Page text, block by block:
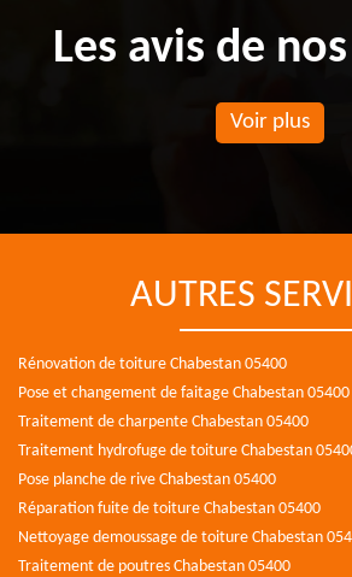
Les avis de
Voir plus
AUTRES
Rénovation de toiture Chabestan 05400
Pose et changement de faitage Chabestan 05400
Traitement de charpente Chabestan 05400
Traitement hydrofuge de toiture Chabestan
Pose planche de rive Chabestan 05400
Réparation fuite de toiture Chabestan 05400
Nettoyage demoussage de toiture Chabestan
Traitement de poutres Chabestan 05400